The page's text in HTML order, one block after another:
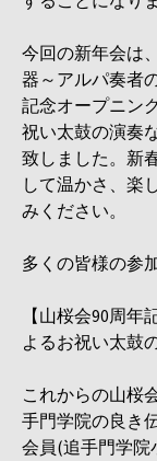
今回の新年会は
器～アルパ奏者
記念オープニン
祝い太鼓の演奏
致しました。新
して温かさ、楽
みください。
多くの皆様の参
【山桜会90周
よるお祝い太鼓
これからの山桜
手門学院の良き
会員(追手門学院